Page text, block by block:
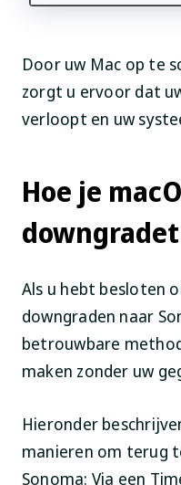
Door uw Mac op te
zorgt u ervoor dat
verloopt en uw
Hoe je
Als u hebt besloten
downgraden naar
betrouwbare
maken zonder uw
Hieronder
manieren om terug
Sonoma: Via een